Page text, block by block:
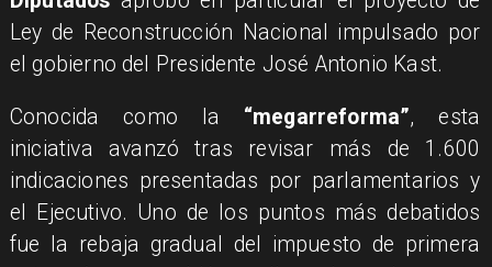
Ley de Reconstrucción Nacional impulsado por
el gobierno del Presidente José Antonio Kast.
Conocida como la “megarreforma”, esta
iniciativa avanzó tras revisar más de 1.600
indicaciones presentadas por parlamentarios y
el Ejecutivo. Uno de los puntos más debatidos
fue la rebaja gradual del impuesto de primera